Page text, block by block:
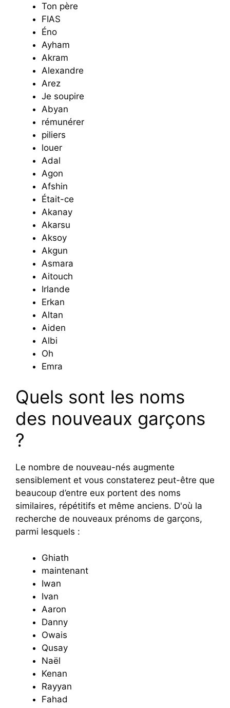
Ton père
FIAS
Éno
Ayham
Akram
Alexandre
Arez
Je soupire
Abyan
rémunérer
piliers
louer
Adal
Agon
Afshin
Était-ce
Akanay
Akarsu
Aksoy
Akgun
Asmara
Aitouch
Irlande
Erkan
Altan
Aiden
Albi
Oh
Emra
Quels sont les noms
des nouveaux garçons
?
Le nombre de nouveau-nés augmente
sensiblement et vous constaterez peut-être que
beaucoup d’entre eux portent des noms
similaires, répétitifs et même anciens. D'où la
recherche de nouveaux prénoms de garçons,
parmi lesquels :
Ghiath
maintenant
Iwan
Ivan
Aaron
Danny
Owais
Qusay
Naël
Kenan
Rayyan
Fahad